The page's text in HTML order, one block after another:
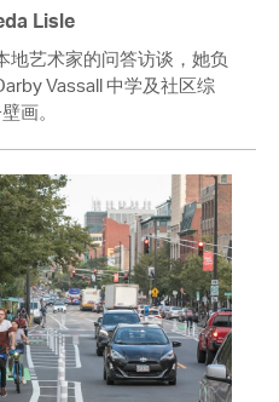
Lisle
地艺术家的问答访谈，她负
Vassall 中学及社区综
画。